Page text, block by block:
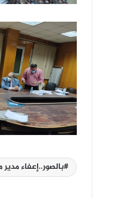
بالصور..إعفاء